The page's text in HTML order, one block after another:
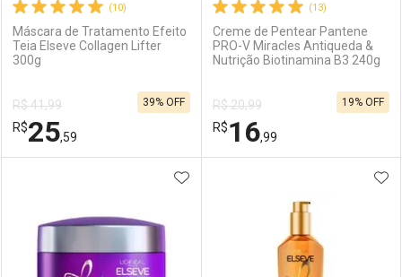
(10)
Máscara de Tratamento Efeito
Teia Elseve Collagen Lifter
300g
R$ 41,99
R$25,59
39% OFF
Laboratório
Por Menos
(13)
Creme de Pentear Pantene
PRO-V Miracles Antiqueda &
Nutrição Biotinamina B3 240g
R$ 20,99
R$16,99
19% OFF
Laboratório
Por Menos
ADICIONAR AOS FAVORITOS